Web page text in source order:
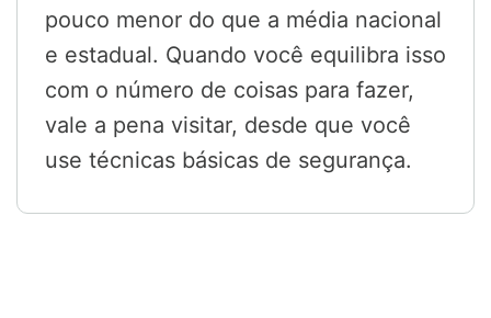
pouco menor do que a média nacional
e estadual. Quando você equilibra isso
com o número de coisas para fazer,
vale a pena visitar, desde que você
use técnicas básicas de segurança.